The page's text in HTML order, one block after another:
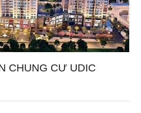
CHUNG CƯ UDIC